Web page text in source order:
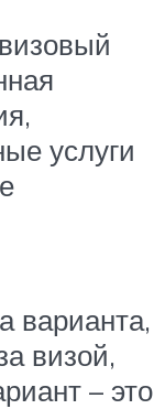
услуги
варианта,
визой,
– это